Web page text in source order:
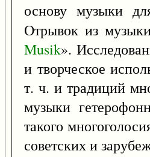
основу музыки
Отрывок из
Musik».
и творческое
т. ч. и традиций
музыки
такого
советских и